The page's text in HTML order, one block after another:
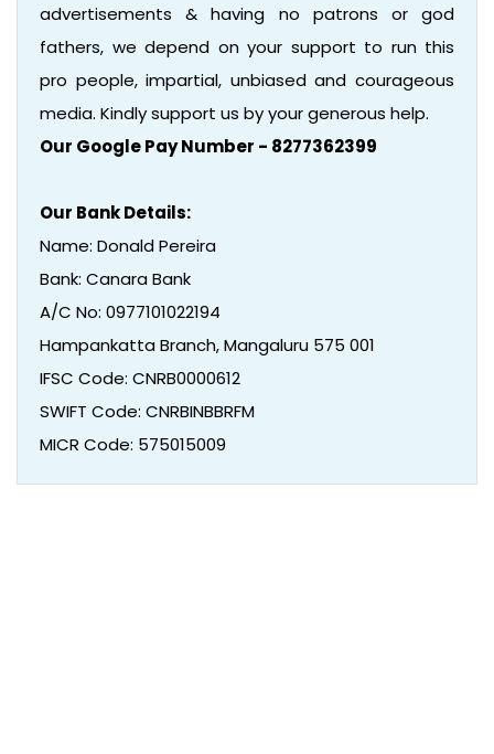
advertisements & having no patrons or god
fathers, we depend on your support to run this
pro people, impartial, unbiased and courageous
media. Kindly support us by your generous help.
Our Google Pay Number - 8277362399
Our Bank Details:
Name: Donald Pereira
Bank: Canara Bank
A/C No: 0977101022194
Hampankatta Branch, Mangaluru 575 001
IFSC Code: CNRB0000612
SWIFT Code: CNRBINBBRFM
MICR Code: 575015009